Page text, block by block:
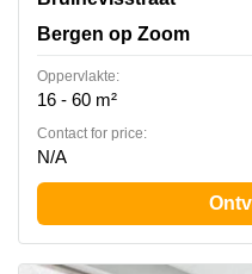
Bergen op Zoom
Oppervlakte:
16 - 60 m²
Contact for price:
N/A